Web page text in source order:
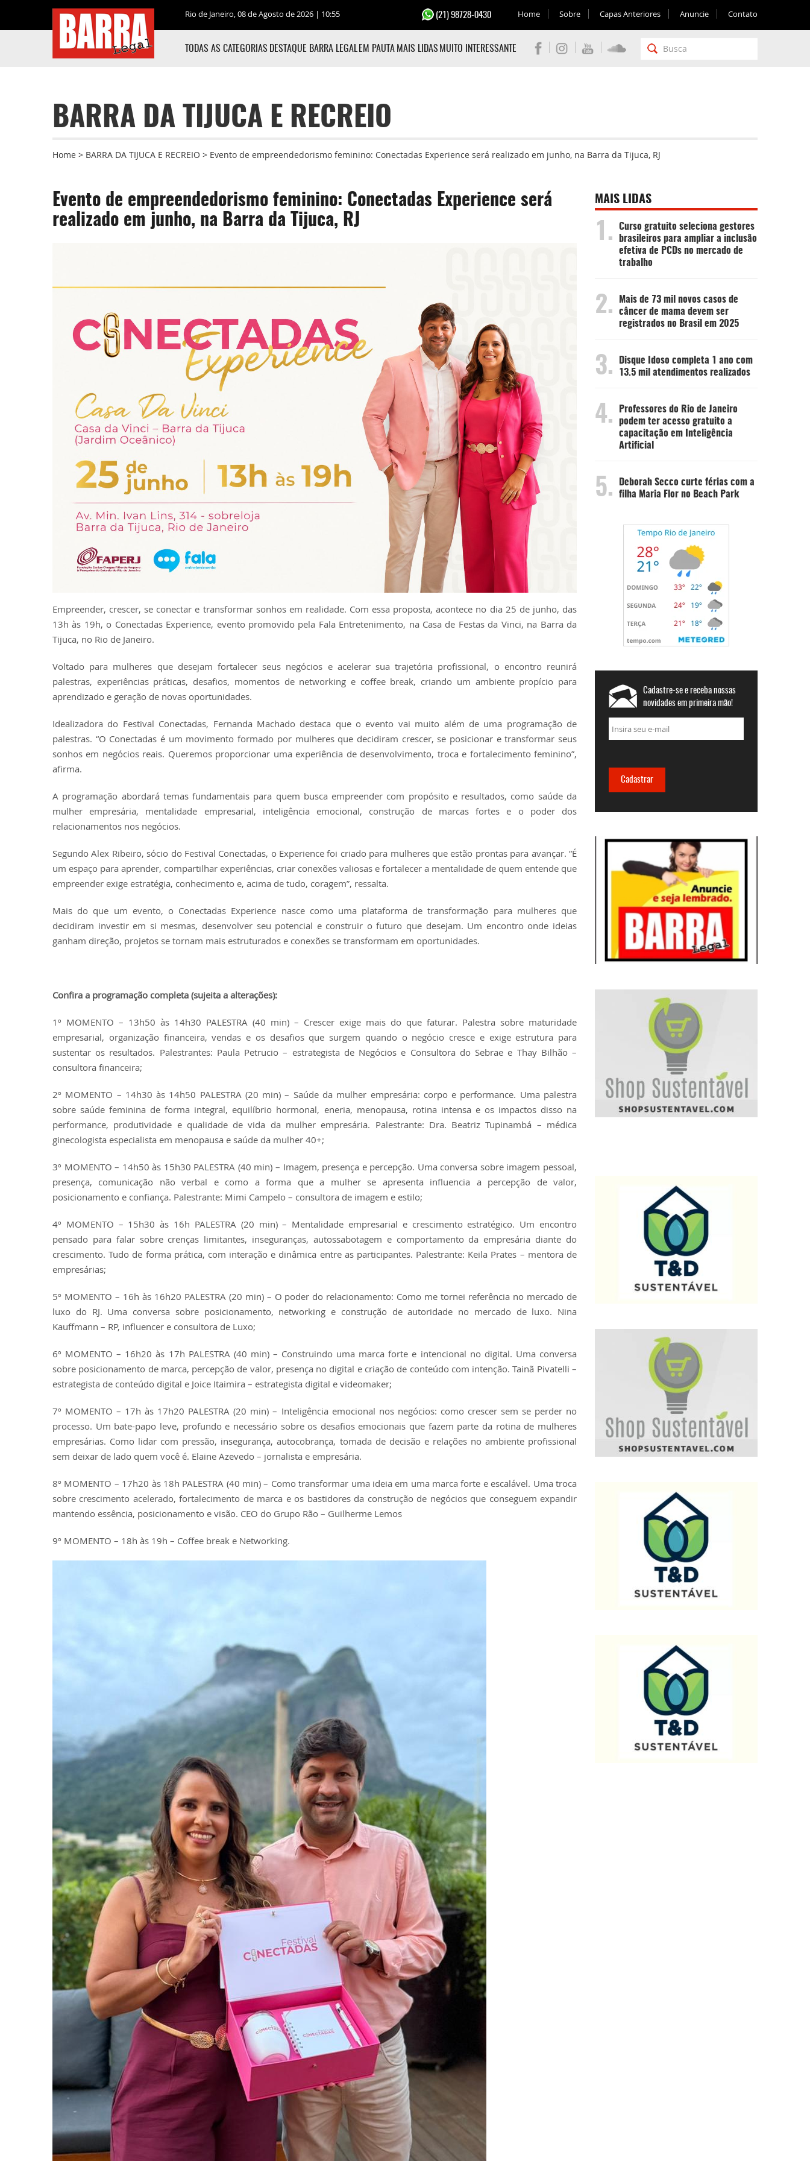
Rio de Janeiro, 08 de Agosto de 2026 | 10:55 (21) 98728-0430 Home Sobre Capas Anteriores Anuncie Contato
TODAS AS CATEGORIAS DESTAQUE BARRA LEGAL EM PAUTA MAIS LIDAS MUITO INTERESSANTE
BARRA DA TIJUCA E RECREIO
Home > BARRA DA TIJUCA E RECREIO > Evento de empreendedorismo feminino: Conectadas Experience será realizado em junho, na Barra da Tijuca, RJ
Evento de empreendedorismo feminino: Conectadas Experience será
realizado em junho, na Barra da Tijuca, RJ
Empreender, crescer, se conectar e transformar sonhos em realidade. Com essa proposta, acontece no dia 25 de junho, das
13h às 19h, o Conectadas Experience, evento promovido pela Fala Entretenimento, na Casa de Festas da Vinci, na Barra da
Tijuca, no Rio de Janeiro.
Voltado para mulheres que desejam fortalecer seus negócios e acelerar sua trajetória profissional, o encontro reunirá
palestras, experiências práticas, desafios, momentos de networking e coffee break, criando um ambiente propício para
aprendizado e geração de novas oportunidades.
Idealizadora do Festival Conectadas, Fernanda Machado destaca que o evento vai muito além de uma programação de
palestras. “O Conectadas é um movimento formado por mulheres que decidiram crescer, se posicionar e transformar seus
sonhos em negócios reais. Queremos proporcionar uma experiência de desenvolvimento, troca e fortalecimento feminino”,
afirma.
A programação abordará temas fundamentais para quem busca empreender com propósito e resultados, como saúde da
mulher empresária, mentalidade empresarial, inteligência emocional, construção de marcas fortes e o poder dos
relacionamentos nos negócios.
Segundo Alex Ribeiro, sócio do Festival Conectadas, o Experience foi criado para mulheres que estão prontas para avançar. “É
um espaço para aprender, compartilhar experiências, criar conexões valiosas e fortalecer a mentalidade de quem entende que
empreender exige estratégia, conhecimento e, acima de tudo, coragem”, ressalta.
Mais do que um evento, o Conectadas Experience nasce como uma plataforma de transformação para mulheres que
decidiram investir em si mesmas, desenvolver seu potencial e construir o futuro que desejam. Um encontro onde ideias
ganham direção, projetos se tornam mais estruturados e conexões se transformam em oportunidades.
Confira a programação completa (sujeita a alterações):
1º MOMENTO – 13h50 às 14h30 PALESTRA (40 min) – Crescer exige mais do que faturar. Palestra sobre maturidade
empresarial, organização financeira, vendas e os desafios que surgem quando o negócio cresce e exige estrutura para
sustentar os resultados. Palestrantes: Paula Petrucio – estrategista de Negócios e Consultora do Sebrae e Thay Bilhão –
consultora financeira;
2º MOMENTO – 14h30 às 14h50 PALESTRA (20 min) – Saúde da mulher empresária: corpo e performance. Uma palestra
sobre saúde feminina de forma integral, equilíbrio hormonal, eneria, menopausa, rotina intensa e os impactos disso na
performance, produtividade e qualidade de vida da mulher empresária. Palestrante: Dra. Beatriz Tupinambá – médica
ginecologista especialista em menopausa e saúde da mulher 40+;
3º MOMENTO – 14h50 às 15h30 PALESTRA (40 min) – Imagem, presença e percepção. Uma conversa sobre imagem pessoal,
presença, comunicação não verbal e como a forma que a mulher se apresenta influencia a percepção de valor,
posicionamento e confiança. Palestrante: Mimi Campelo – consultora de imagem e estilo;
4º MOMENTO – 15h30 às 16h PALESTRA (20 min) – Mentalidade empresarial e crescimento estratégico. Um encontro
pensado para falar sobre crenças limitantes, inseguranças, autossabotagem e comportamento da empresária diante do
crescimento. Tudo de forma prática, com interação e dinâmica entre as participantes. Palestrante: Keila Prates – mentora de
empresárias;
5º MOMENTO – 16h às 16h20 PALESTRA (20 min) – O poder do relacionamento: Como me tornei referência no mercado de
luxo do RJ. Uma conversa sobre posicionamento, networking e construção de autoridade no mercado de luxo. Nina
Kauffmann – RP, influencer e consultora de Luxo;
6º MOMENTO – 16h20 às 17h PALESTRA (40 min) – Construindo uma marca forte e intencional no digital. Uma conversa
sobre posicionamento de marca, percepção de valor, presença no digital e criação de conteúdo com intenção. Tainã Pivatelli –
estrategista de conteúdo digital e Joice Itaimira – estrategista digital e videomaker;
7º MOMENTO – 17h às 17h20 PALESTRA (20 min) – Inteligência emocional nos negócios: como crescer sem se perder no
processo. Um bate-papo leve, profundo e necessário sobre os desafios emocionais que fazem parte da rotina de mulheres
empresárias. Como lidar com pressão, insegurança, autocobrança, tomada de decisão e relações no ambiente profissional
sem deixar de lado quem você é. Elaine Azevedo – jornalista e empresária.
8º MOMENTO – 17h20 às 18h PALESTRA (40 min) – Como transformar uma ideia em uma marca forte e escalável. Uma troca
sobre crescimento acelerado, fortalecimento de marca e os bastidores da construção de negócios que conseguem expandir
mantendo essência, posicionamento e visão. CEO do Grupo Rão – Guilherme Lemos
9º MOMENTO – 18h às 19h – Coffee break e Networking.
MAIS LIDAS
1.
Curso gratuito seleciona gestores
brasileiros para ampliar a inclusão
efetiva de PCDs no mercado de
trabalho
2.
Mais de 73 mil novos casos de
câncer de mama devem ser
registrados no Brasil em 2025
3.
Disque Idoso completa 1 ano com
13.5 mil atendimentos realizados
4.
Professores do Rio de Janeiro
podem ter acesso gratuito a
capacitação em Inteligência
Artificial
5.
Deborah Secco curte férias com a
filha Maria Flor no Beach Park
Cadastre-se e receba nossas
novidades em primeira mão!